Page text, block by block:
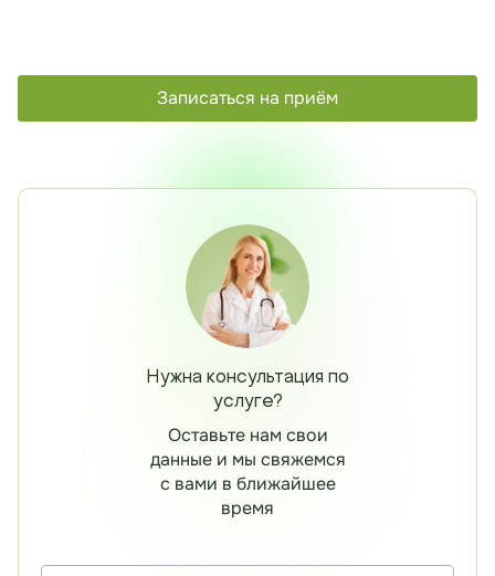
Записаться на приём
Нужна консультация по
услуге?
Оставьте нам свои
данные и мы свяжемся
с вами в ближайшее
время